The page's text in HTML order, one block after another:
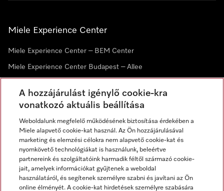
Miele Experience Center
Miele Experience Center – BEM Center
Miele Experience Center Budapest – Allee
Hírlevél
A hozzájárulást igénylő cookie-kra
vonatkozó aktuális beállítása
Weboldalunk megfelelő működésének biztosítása érdekében a
Miele alapvető cookie-kat használ. Az Ön hozzájárulásával
marketing és elemzési célokra nem alapvető cookie-kat és
nyomkövető technológiákat is használunk, beleértve
partnereink és szolgáltatóink harmadik féltől származó cookie-
jait, amelyek információkat gyűjtenek a weboldal
használatáról, és segítenek személyre szabni és javítani az Ön
online élményét. A cookie-kat hirdetések személyre szabására